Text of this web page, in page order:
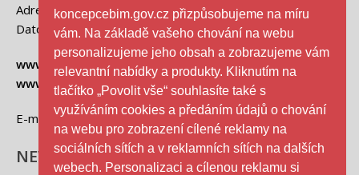
Adresa: Biskupský dvůr 1148/5, 110 00 Praha 1
Datová schránka: 4htvpem
www.koncepcebim.gov.cz
www.agenturacas.gov.cz
E-mail: bim@agenturacas.gov.cz
NEWSLETTER:
koncepcebim.gov.cz přizpůsobujeme na míru
vám. Na základě vašeho chování na webu
personalizujeme jeho obsah a zobrazujeme vám
relevantní nabídky a produkty. Kliknutím na
tlačítko „Povolit vše“ souhlasíte také s
využíváním cookies a předáním údajů o chování
na webu pro zobrazení cílené reklamy na
sociálních sítích a v reklamních sítích na dalších
webech. Personalizaci a cílenou reklamu si